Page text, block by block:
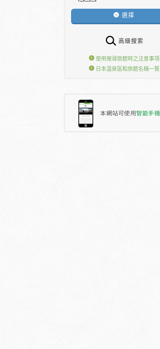
選擇
高級搜索
使用搜尋旅館時之注意事項
日本溫泉區和旅館名稱一覽